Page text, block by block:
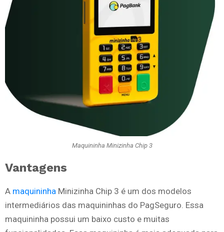
Maquininha Minizinha Chip 3
Vantagens
A maquininha Minizinha Chip 3 é um dos modelos
intermediários das maquininhas do PagSeguro. Essa
maquininha possui um baixo custo e muitas